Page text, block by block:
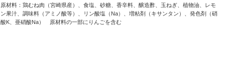
原材料：鶏むね肉（宮崎県産）、食塩、砂糖、香辛料、醸造酢、玉ねぎ、植物油、レモ
ン果汁、調味料（アミノ酸等）、リン酸塩（Na）、増粘剤（キサンタン）、発色剤（硝
酸K、亜硝酸Na） 原材料の一部にりんごを含む